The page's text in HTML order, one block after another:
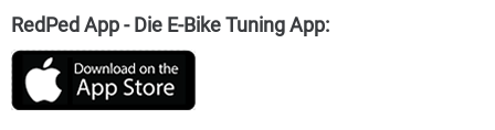
RedPed App - Die E-Bike Tuning App: